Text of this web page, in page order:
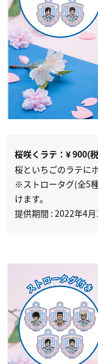
桜咲くラテ：¥ 900(
桜といちごのラテに
※ストロータグ(全5
けます。
提供期間 : 2022年4